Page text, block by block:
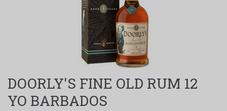
DOORLY'S FINE OLD RUM 12
YO BARBADOS